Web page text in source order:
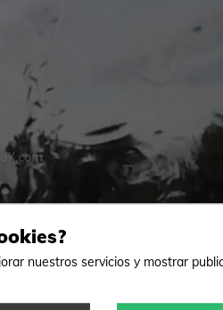
nuestros servicios y mostrar